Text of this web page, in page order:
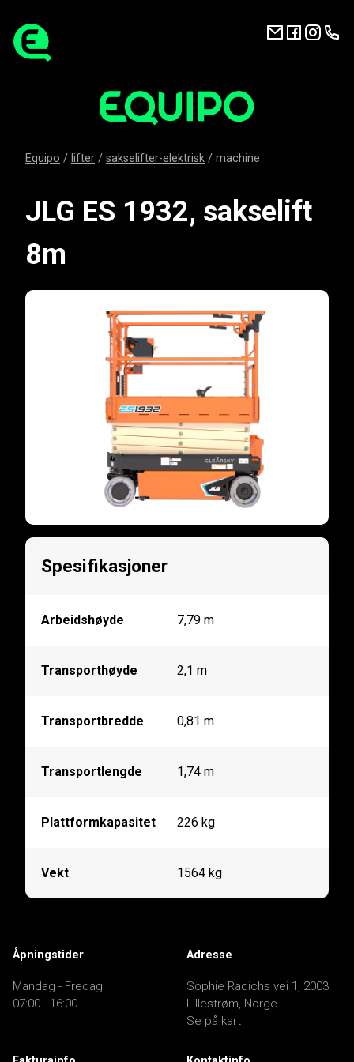
Equipo / lifter / sakselifter-elektrisk / machine
JLG ES 1932, sakselift
8m
Spesifikasjoner
Arbeidshøyde 7,79 m
Transporthøyde 2,1 m
Transportbredde 0,81 m
Transportlengde 1,74 m
Plattformkapasitet 226 kg
Vekt 1564 kg
Åpningstider
Mandag - Fredag
07:00 - 16:00
Adresse
Sophie Radichs vei 1, 2003
Lillestrøm, Norge
Se på kart